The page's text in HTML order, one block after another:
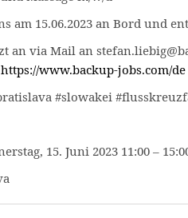
am 15.06.2023 an Bord und
an via Mail an
https://www.backup-jobs.com/de
#slowakei
15. Juni 2023 11:00 –